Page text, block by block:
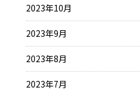
2023年10月
2023年9月
2023年8月
2023年7月